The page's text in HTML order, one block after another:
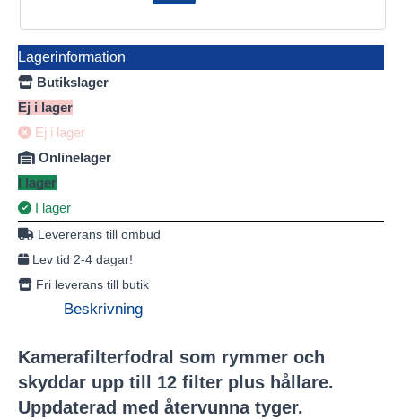
Lagerinformation
Butikslager
Ej i lager
Ej i lager
Onlinelager
I lager
I lager
Levererans till ombud
Lev tid 2-4 dagar!
Fri leverans till butik
Beskrivning
Kamerafilterfodral som rymmer och
skyddar upp till 12 filter plus hållare.
Uppdaterad med återvunna tyger.